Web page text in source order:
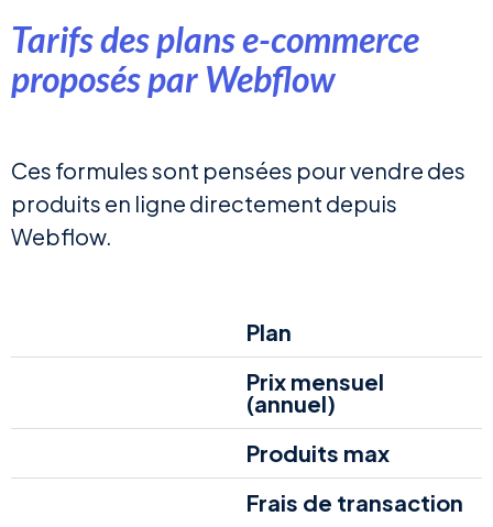
Tarifs des plans e-commerce
proposés par Webflow
Ces formules sont pensées pour vendre des
produits en ligne directement depuis
Webflow.
Plan
Prix mensuel
(annuel)
Produits max
Frais de transaction